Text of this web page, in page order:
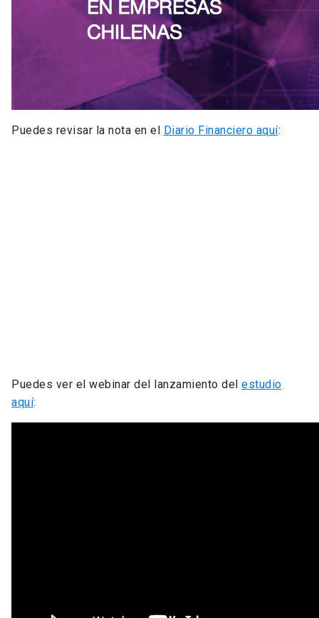
Puedes revisar la nota en el Diario Financiero aquí:
Puedes ver el webinar del lanzamiento del estudio
aquí: